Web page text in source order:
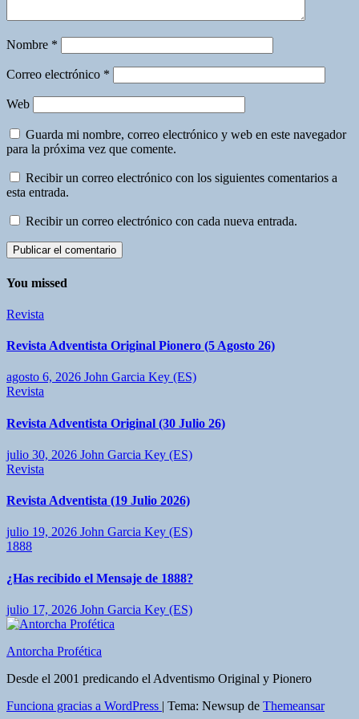
Nombre *
Correo electrónico *
Web
Guarda mi nombre, correo electrónico y web en este navegador
para la próxima vez que comente.
Recibir un correo electrónico con los siguientes comentarios a
esta entrada.
Recibir un correo electrónico con cada nueva entrada.
You missed
Revista
Revista Adventista Original Pionero (5 Agosto 26)
agosto 6, 2026 John Garcia Key (ES)
Revista
Revista Adventista Original (30 Julio 26)
julio 30, 2026 John Garcia Key (ES)
Revista
Revista Adventista (19 Julio 2026)
julio 19, 2026 John Garcia Key (ES)
1888
¿Has recibido el Mensaje de 1888?
julio 17, 2026 John Garcia Key (ES)
Antorcha Profética
Desde el 2001 predicando el Adventismo Original y Pionero
Funciona gracias a WordPress | Tema: Newsup de Themeansar